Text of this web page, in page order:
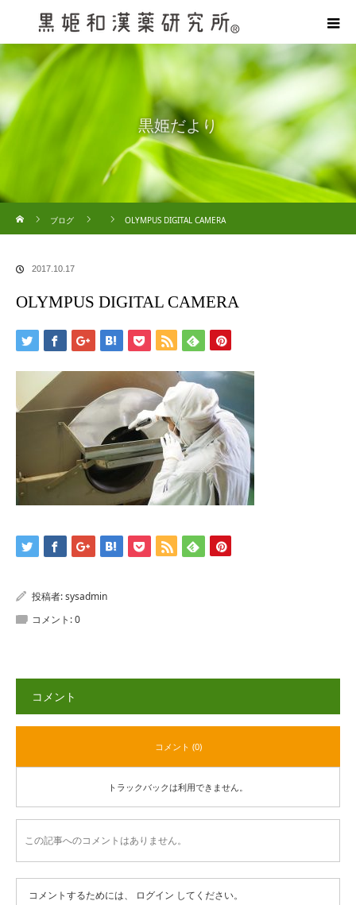
黒姫だより
ブログ
OLYMPUS DIGITAL CAMERA
2017.10.17
OLYMPUS DIGITAL CAMERA
投稿者:sysadmin
コメント:0
コメント
コメント (0)
トラックバックは利用できません。
この記事へのコメントはありません。
コメントするためには、 ログイン してください。